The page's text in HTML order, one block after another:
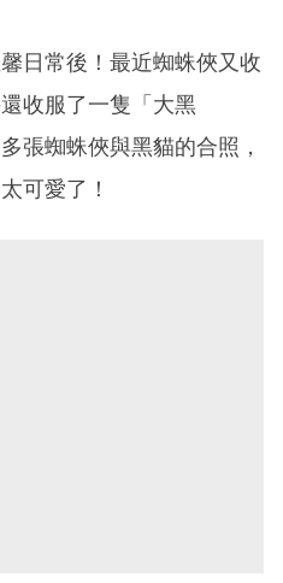
日常後！最近蜘蛛俠又收
收服了一隻「大黑
張蜘蛛俠與黑貓的合照，
可愛了！